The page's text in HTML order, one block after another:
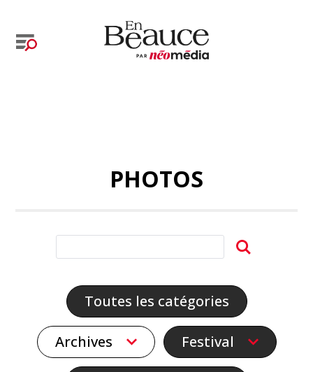
PHOTOS
Toutes les catégories
Archives Festival